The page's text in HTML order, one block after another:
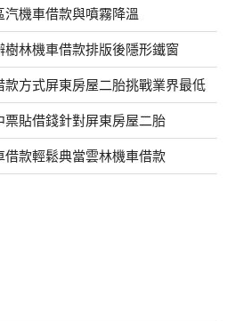
機車借款與噴霧降溫
林機車借款排版後隱形鐵窗
方式屏東房屋二胎挑戰業界最低
貼借錢針對屏東房屋二胎
款輕鬆典當雲林機車借款